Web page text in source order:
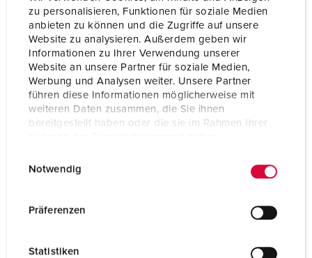
zu personalisieren, Funktionen für soziale Medien
anbieten zu können und die Zugriffe auf unsere
Website zu analysieren. Außerdem geben wir
Informationen zu Ihrer Verwendung unserer
Website an unsere Partner für soziale Medien,
Werbung und Analysen weiter. Unsere Partner
führen diese Informationen möglicherweise mit
weiteren Daten zusammen, die Sie ihnen
bereitgestellt haben oder die sie im Rahmen Ihrer
Notwendig
Präferenzen
Statistiken